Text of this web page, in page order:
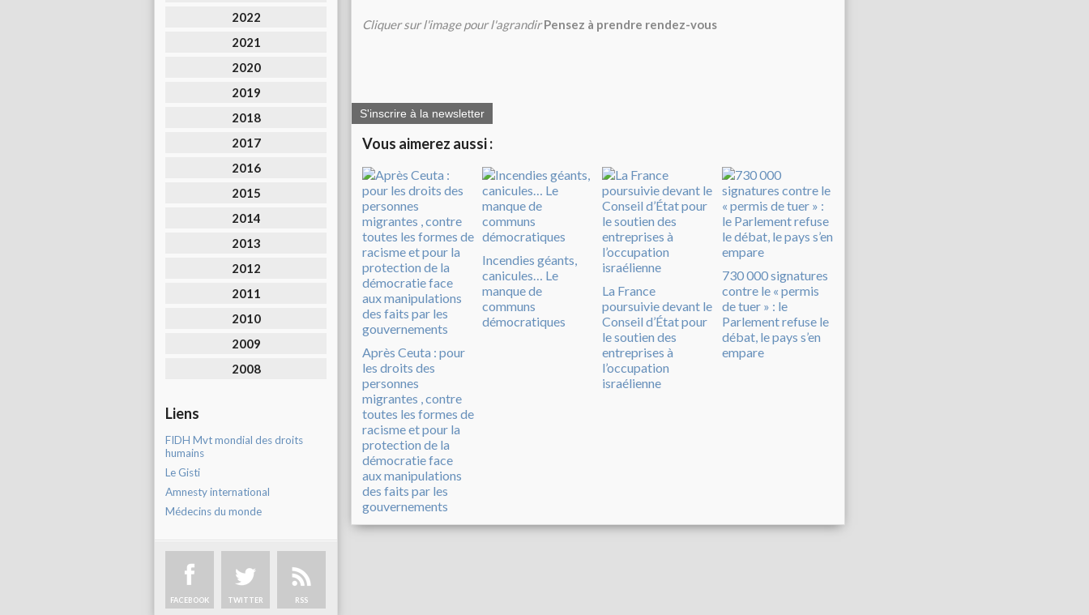
2022
2021
2020
2019
2018
2017
2016
2015
2014
2013
2012
2011
2010
2009
2008
Liens
FIDH Mvt mondial des droits
humains
Le Gisti
Amnesty international
Médecins du monde
FACEBOOK TWITTER RSS
Cliquer sur l'image pour l'agrandir Pensez à prendre rendez-vous
S'inscrire à la newsletter
Vous aimerez aussi :
Après Ceuta : pour
les droits des
personnes
migrantes , contre
toutes les formes de
racisme et pour la
protection de la
démocratie face
aux manipulations
des faits par les
gouvernements
Incendies géants,
canicules… Le
manque de
communs
démocratiques
La France
poursuivie devant le
Conseil d’État pour
le soutien des
entreprises à
l’occupation
israélienne
730 000 signatures
contre le « permis
de tuer » : le
Parlement refuse le
débat, le pays s’en
empare